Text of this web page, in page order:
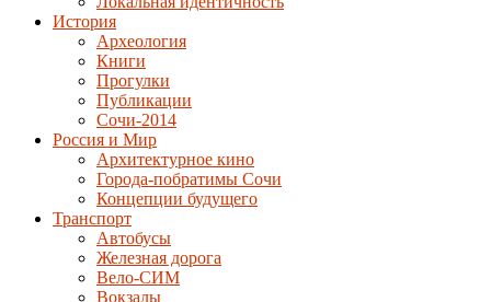
История
Археология
Книги
Прогулки
Публикации
Сочи-2014
Россия и Мир
Архитектурное кино
Города-побратимы Сочи
Концепции будущего
Транспорт
Автобусы
Железная дорога
Вело-СИМ
Вокзалы